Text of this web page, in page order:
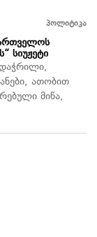
პოლიტიკა
სიუჟეტი
ათობით
მიწა,